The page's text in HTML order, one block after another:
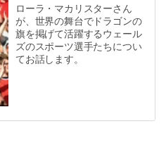
ローラ・マカリスターさん
が、世界の舞台でドラゴンの
旗を掲げて活躍するウェール
ズのスポーツ選手たちについ
てお話します。